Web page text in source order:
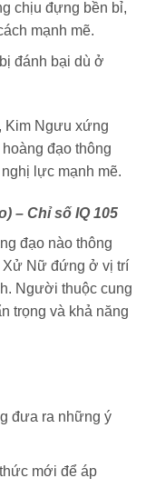
chịu đựng bền bỉ,
mạnh mẽ.
đánh bại dù ở
Kim Ngưu xứng
đạo thông
lực mạnh mẽ.
– Chỉ số IQ 105
đạo nào thông
Xử Nữ đứng ở vị trí
Người thuộc cung
trọng và khả năng
đưa ra những ý
mới để áp